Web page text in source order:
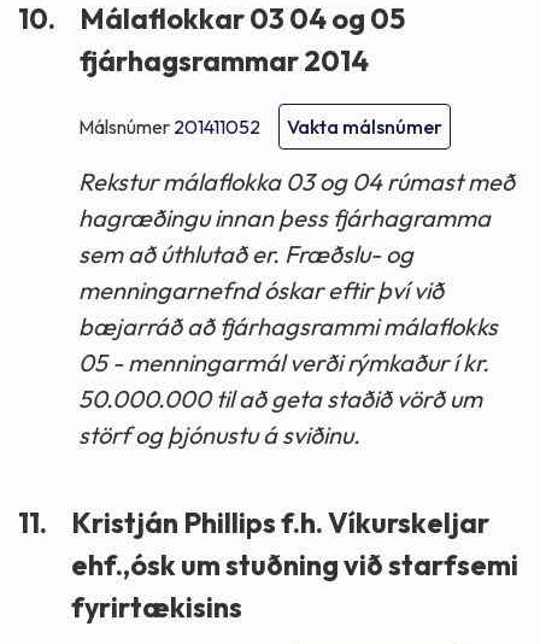
10.
Málaflokkar 03 04 og 05
fjárhagsrammar 2014
Málsnúmer 201411052 Vakta málsnúmer
Rekstur málaflokka 03 og 04 rúmast með
hagræðingu innan þess fjárhagramma
sem að úthlutað er. Fræðslu- og
menningarnefnd óskar eftir því við
bæjarráð að fjárhagsrammi málaflokks
05 - menningarmál verði rýmkaður í kr.
50.000.000 til að geta staðið vörð um
störf og þjónustu á sviðinu.
11.
Kristján Phillips f.h. Víkurskeljar
ehf.,ósk um stuðning við starfsemi
fyrirtækisins